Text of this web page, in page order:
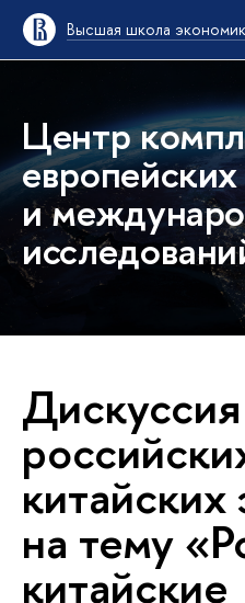
Высшая школа
Центр
европейских
и
Дискуссия
китайских
на тему
китайские